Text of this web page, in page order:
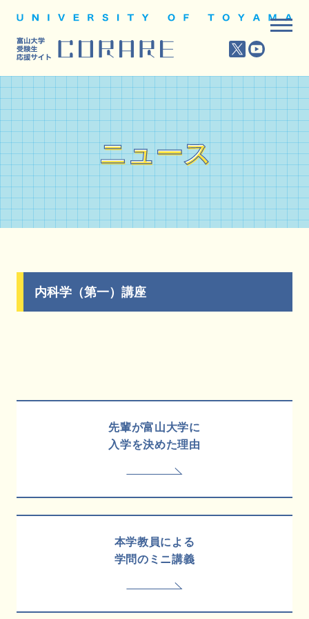
ニュース
ニュース
内科学（第一）講座
先輩が富山大学に
入学を決めた理由
本学教員による
学問のミニ講義